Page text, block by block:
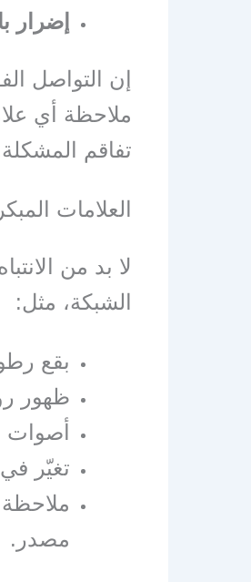
إضرار
إن التواصل
ملاحظة أي
تفاقم
العلامات
لا بد من
الشبكة، مثل:
بقع
ظهور
أصوات
تغيّر
مصدر.